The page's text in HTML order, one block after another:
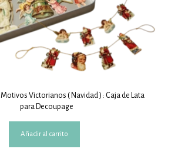
Victorianos ( Navidad ) : Caja de Lata
para Decoupage
Añadir al carrito